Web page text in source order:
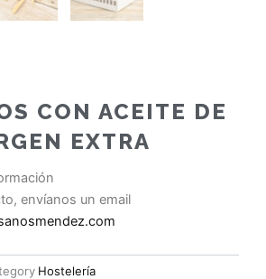
CON ACEITE DE
EXTRA
envíanos un email
Hostelería